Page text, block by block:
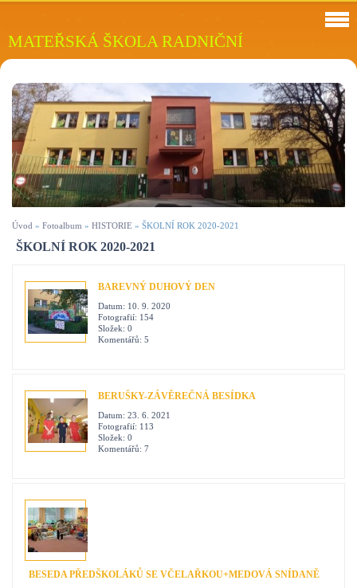
MATEŘSKÁ ŠKOLA RADNIČNÍ
Úvod » Fotoalbum » HISTORIE » ŠKOLNÍ ROK 2020-2021
ŠKOLNÍ ROK 2020-2021
BAREVNÝ DUHOVÝ DEN
Datum: 10. 9. 2020
Fotografií: 154
Složek: 0
Komentářů: 5
BERUŠKY-ZÁVĚREČNÁ BESÍDKA
Datum: 23. 6. 2021
Fotografií: 113
Složek: 0
Komentářů: 7
BESEDA PŘEDŠKOLÁKŮ SE VČELAŘKOU+MEDOVÁ SNÍDANĚ